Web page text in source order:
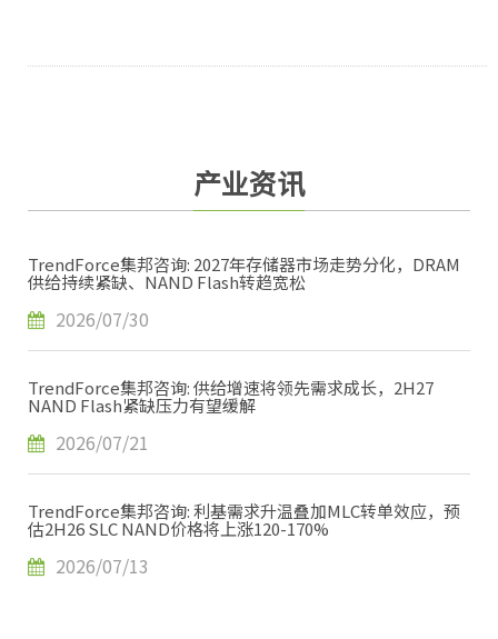
产业资讯
TrendForce集邦咨询: 2027年存储器市场走势分化，DRAM
供给持续紧缺、NAND Flash转趋宽松
2026/07/30
TrendForce集邦咨询: 供给增速将领先需求成长，2H27
NAND Flash紧缺压力有望缓解
2026/07/21
TrendForce集邦咨询: 利基需求升温叠加MLC转单效应，预
估2H26 SLC NAND价格将上涨120-170%
2026/07/13